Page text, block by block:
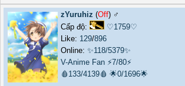
zYuruhiz (Off) ♂️
Cấp độ:
♡1759♡
Like: 129/896
Online: ✨118/5379✨
V-Anime Fan ⚡7/80⚡
🩸133/4139🩸 🌟0/1696🌟